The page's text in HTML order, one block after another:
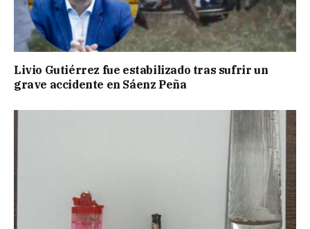
Livio Gutiérrez fue estabilizado tras sufrir un
grave accidente en Sáenz Peña